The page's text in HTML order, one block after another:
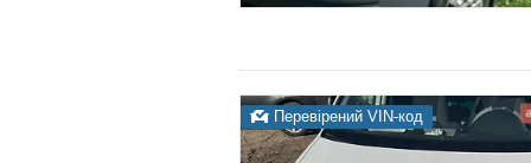
Перевірений VIN-код